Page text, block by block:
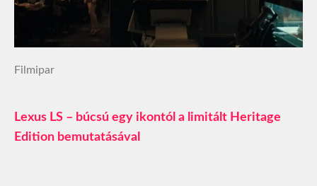
Filmipar
Lexus LS – búcsú egy ikontól a limitált Heritage
Edition bemutatásával